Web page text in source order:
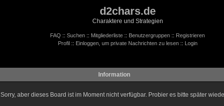
d2chars.de
Charaktere und Strategien
FAQ :: Suchen :: Mitgliederliste :: Benutzergruppen :: Registrieren
Profil:: Einloggen, um private Nachrichten zu lesen:: Login
Information
Sorry, aber dieses Board ist im Moment nicht verfügbar. Probier es bitte später